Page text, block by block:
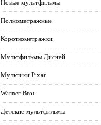
Новые мультфильмы
Полнометражные
Короткометражки
Мультфильмы Дисней
Мультики Pixar
Warner Brot.
Детские мультфильмы